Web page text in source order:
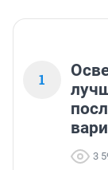
1
3